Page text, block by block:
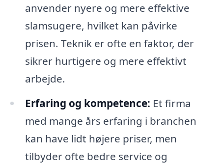
anvender nyere og mere effektive
slamsugere, hvilket kan påvirke
prisen. Teknik er ofte en faktor, der
sikrer hurtigere og mere effektivt
arbejde.
Erfaring og kompetence: Et firma
med mange års erfaring i branchen
kan have lidt højere priser, men
tilbyder ofte bedre service og